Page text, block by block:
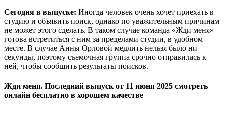
Сегодня в выпуске: Иногда человек очень хочет приехать в
студию и объявить поиск, однако по уважительным причинам
не может этого сделать. В таком случае команда «Жди меня»
готова встретиться с ним за пределами студии, в удобном
месте. В случае Анны Орловой медлить нельзя было ни
секунды, поэтому съемочная группа срочно отправилась к
ней, чтобы сообщить результаты поисков.
Жди меня. Последний выпуск от 11 июня 2025 смотреть
онлайн бесплатно в хорошем качестве